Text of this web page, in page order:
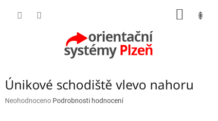
Únikové schodiště vlevo nahoru
Průměrné
Neohodnoceno Podrobnosti hodnocení